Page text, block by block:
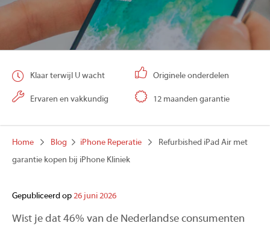
Klaar terwijl U wacht Originele onderdelen
Ervaren en vakkundig 12 maanden garantie
Home Blog iPhone Reperatie
Refurbished iPad Air met
garantie kopen bij iPhone Kliniek
Gepubliceerd op 26 juni 2026
Wist je dat 46% van de Nederlandse consumenten